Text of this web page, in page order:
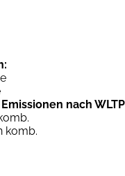
nach
komb.